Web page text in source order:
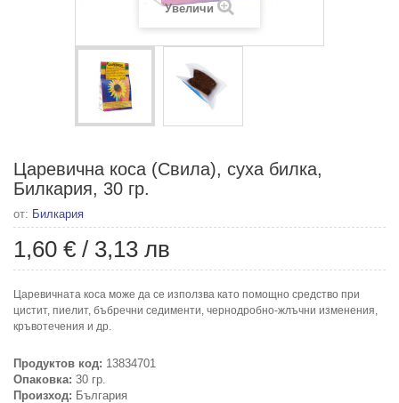
Увеличи
Царевична коса (Свила), суха билка,
Билкария, 30 гр.
от: Билкария
1,60 € / 3,13 лв
Царевичната коса може да се използва като помощно средство при
цистит, пиелит, бъбречни седименти, чернодробно-жлъчни изменения,
кръвотечения и др.
Продуктов код: 13834701
Опаковка: 30 гр.
Произход: България